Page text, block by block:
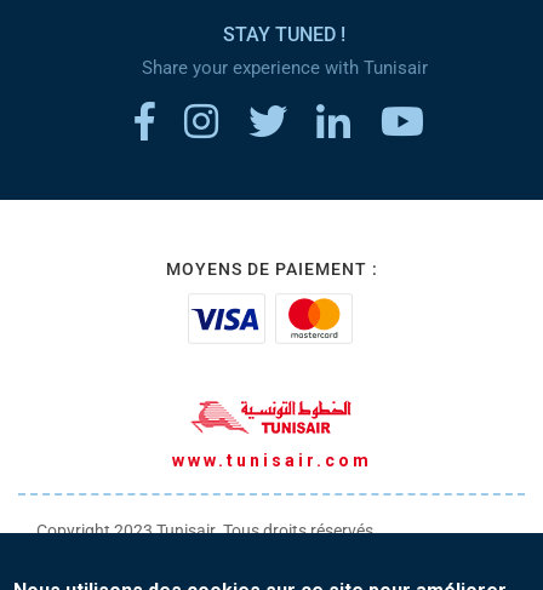
STAY TUNED !
Share your experience with Tunisair
MOYENS DE PAIEMENT :
www.tunisair.com
Copyright 2023 Tunisair. Tous droits réservés